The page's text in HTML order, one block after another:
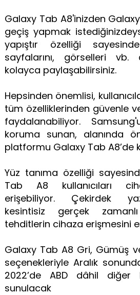
Galaxy Tab A8'inizden
geçiş yapmak
yapıştır özelliği
sayfalarını, görselleri vb.
kolayca paylaşabilirsiniz.
Hepsinden önemlisi,
tüm özelliklerinden güvenle
faydalanabiliyor.
koruma sunan, alanında
platformu Galaxy Tab A8’de
Yüz tanıma özelliği
Tab A8 kullanıcıları
erişebiliyor. Çekirdek
kesintisiz gerçek
tehditlerin cihaza erişmesini
Galaxy Tab A8 Gri, Gümüş
seçenekleriyle Aralık
2022’de ABD dâhil diğer
sunulacak